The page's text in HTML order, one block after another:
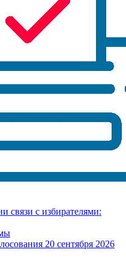
связи с избирателями:
20 сентября 2026